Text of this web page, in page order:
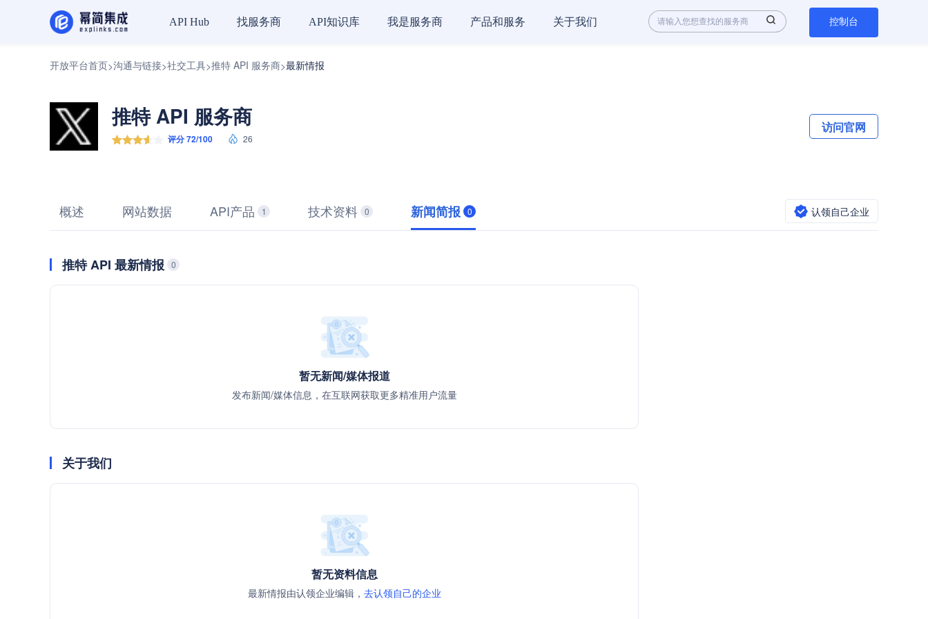
API Hub 找服务商 API知识库 我是服务商 产品和服务 关于我们 控制台
开放平台首页>沟通与链接>社交工具>推特 API 服务商>最新情报
推特 API 服务商
评分 72/100 26
访问官网
概述 网站数据 API产品 1 技术资料 0 新闻简报 0 认领自己企业
推特 API 最新情报 0
暂无新闻/媒体报道
发布新闻/媒体信息，在互联网获取更多精准用户流量
关于我们
暂无资料信息
最新情报由认领企业编辑， 去认领自己的企业